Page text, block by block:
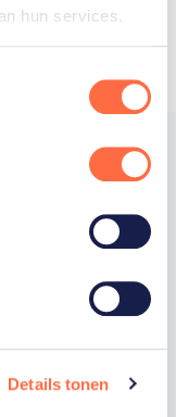
hun services.
Details tonen
van
maken.